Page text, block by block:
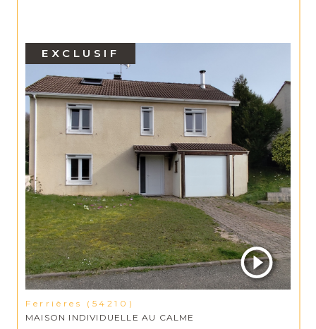
EXCLUSIF
Ferrières (54210)
MAISON INDIVIDUELLE AU CALME